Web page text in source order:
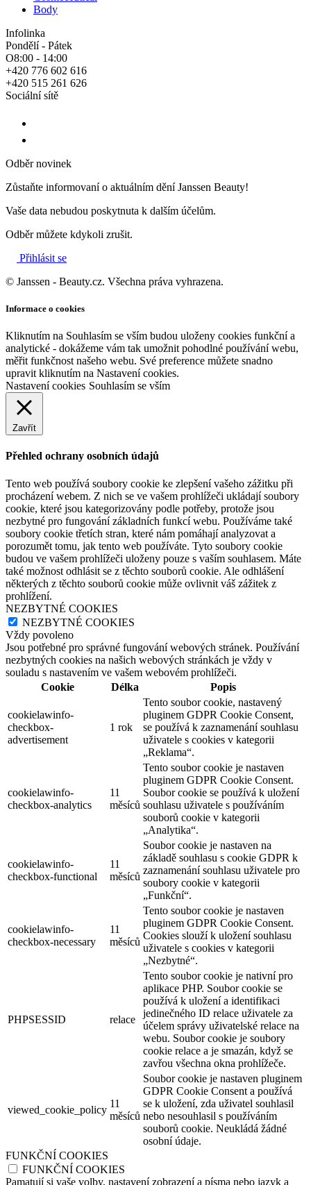
Body
Infolinka
Pondělí - Pátek
O8:00 - 14:00
+420 776 602 616
+420 515 261 626
Sociální sítě
Odběr novinek
Zůstaňte informovaní o aktuálním dění Janssen Beauty!
Vaše data nebudou poskytnuta k dalším účelům.
Odběr můžete kdykoli zrušit.
Přihlásit se
© Janssen - Beauty.cz. Všechna práva vyhrazena.
Informace o cookies
Kliknutím na Souhlasím se vším budou uloženy cookies funkční a
analytické - dokážeme vám tak umožnit pohodlné používání webu,
měřit funkčnost našeho webu. Své preference můžete snadno
upravit kliknutím na Nastavení cookies.
Nastavení cookies Souhlasím se vším
Zavřít
Přehled ochrany osobních údajů
Tento web používá soubory cookie ke zlepšení vašeho zážitku při
procházení webem. Z nich se ve vašem prohlížeči ukládají soubory
cookie, které jsou kategorizovány podle potřeby, protože jsou
nezbytné pro fungování základních funkcí webu. Používáme také
soubory cookie třetích stran, které nám pomáhají analyzovat a
porozumět tomu, jak tento web používáte. Tyto soubory cookie
budou ve vašem prohlížeči uloženy pouze s vaším souhlasem. Máte
také možnost odhlásit se z těchto souborů cookie. Ale odhlášení
některých z těchto souborů cookie může ovlivnit váš zážitek z
prohlížení.
NEZBYTNÉ COOKIES
NEZBYTNÉ COOKIES
Vždy povoleno
Jsou potřebné pro správné fungování webových stránek. Používání
nezbytných cookies na našich webových stránkách je vždy v
souladu s nastavením ve vašem webovém prohlížeči.
Cookie
Délka Popis
cookielawinfo-
checkbox-
advertisement
1 rok
Tento soubor cookie, nastavený
pluginem GDPR Cookie Consent,
se používá k zaznamenání souhlasu
uživatele s cookies v kategorii
„Reklama“.
cookielawinfo-
checkbox-analytics
11
měsíců
Tento soubor cookie je nastaven
pluginem GDPR Cookie Consent.
Soubor cookie se používá k uložení
souhlasu uživatele s používáním
souborů cookie v kategorii
„Analytika“.
cookielawinfo-
checkbox-functional
11
měsíců
Soubor cookie je nastaven na
základě souhlasu s cookie GDPR k
zaznamenání souhlasu uživatele pro
soubory cookie v kategorii
„Funkční“.
cookielawinfo-
checkbox-necessary
11
měsíců
Tento soubor cookie je nastaven
pluginem GDPR Cookie Consent.
Cookies slouží k uložení souhlasu
uživatele s cookies v kategorii
„Nezbytné“.
PHPSESSID relace
Tento soubor cookie je nativní pro
aplikace PHP. Soubor cookie se
používá k uložení a identifikaci
jedinečného ID relace uživatele za
účelem správy uživatelské relace na
webu. Soubor cookie je soubory
cookie relace a je smazán, když se
zavřou všechna okna prohlížeče.
viewed_cookie_policy
11
měsíců
Soubor cookie je nastaven pluginem
GDPR Cookie Consent a používá
se k uložení, zda uživatel souhlasil
nebo nesouhlasil s používáním
souborů cookie. Neukládá žádné
osobní údaje.
FUNKČNÍ COOKIES
FUNKČNÍ COOKIES
Pamatují si vaše volby, nastavení zobrazení a písma nebo jazyk a